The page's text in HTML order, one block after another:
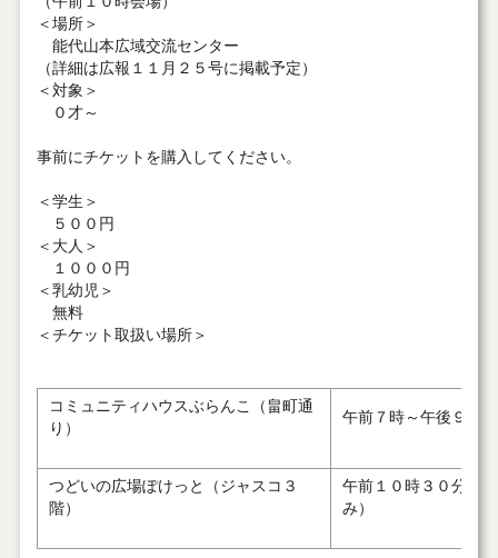
＜場所＞
能代山本広域交流センター
（詳細は広報１１月２５号に掲載予定）
＜対象＞
０才～
事前にチケットを購入してください。
＜学生＞
５００円
＜大人＞
１０００円
＜乳幼児＞
無料
＜チケット取扱い場所＞
コミュニティハウスぶらんこ（畠町通
り）
午前７時～午後９時
つどいの広場ぽけっと（ジャスコ３
階）
午前１０時３０分～
み）